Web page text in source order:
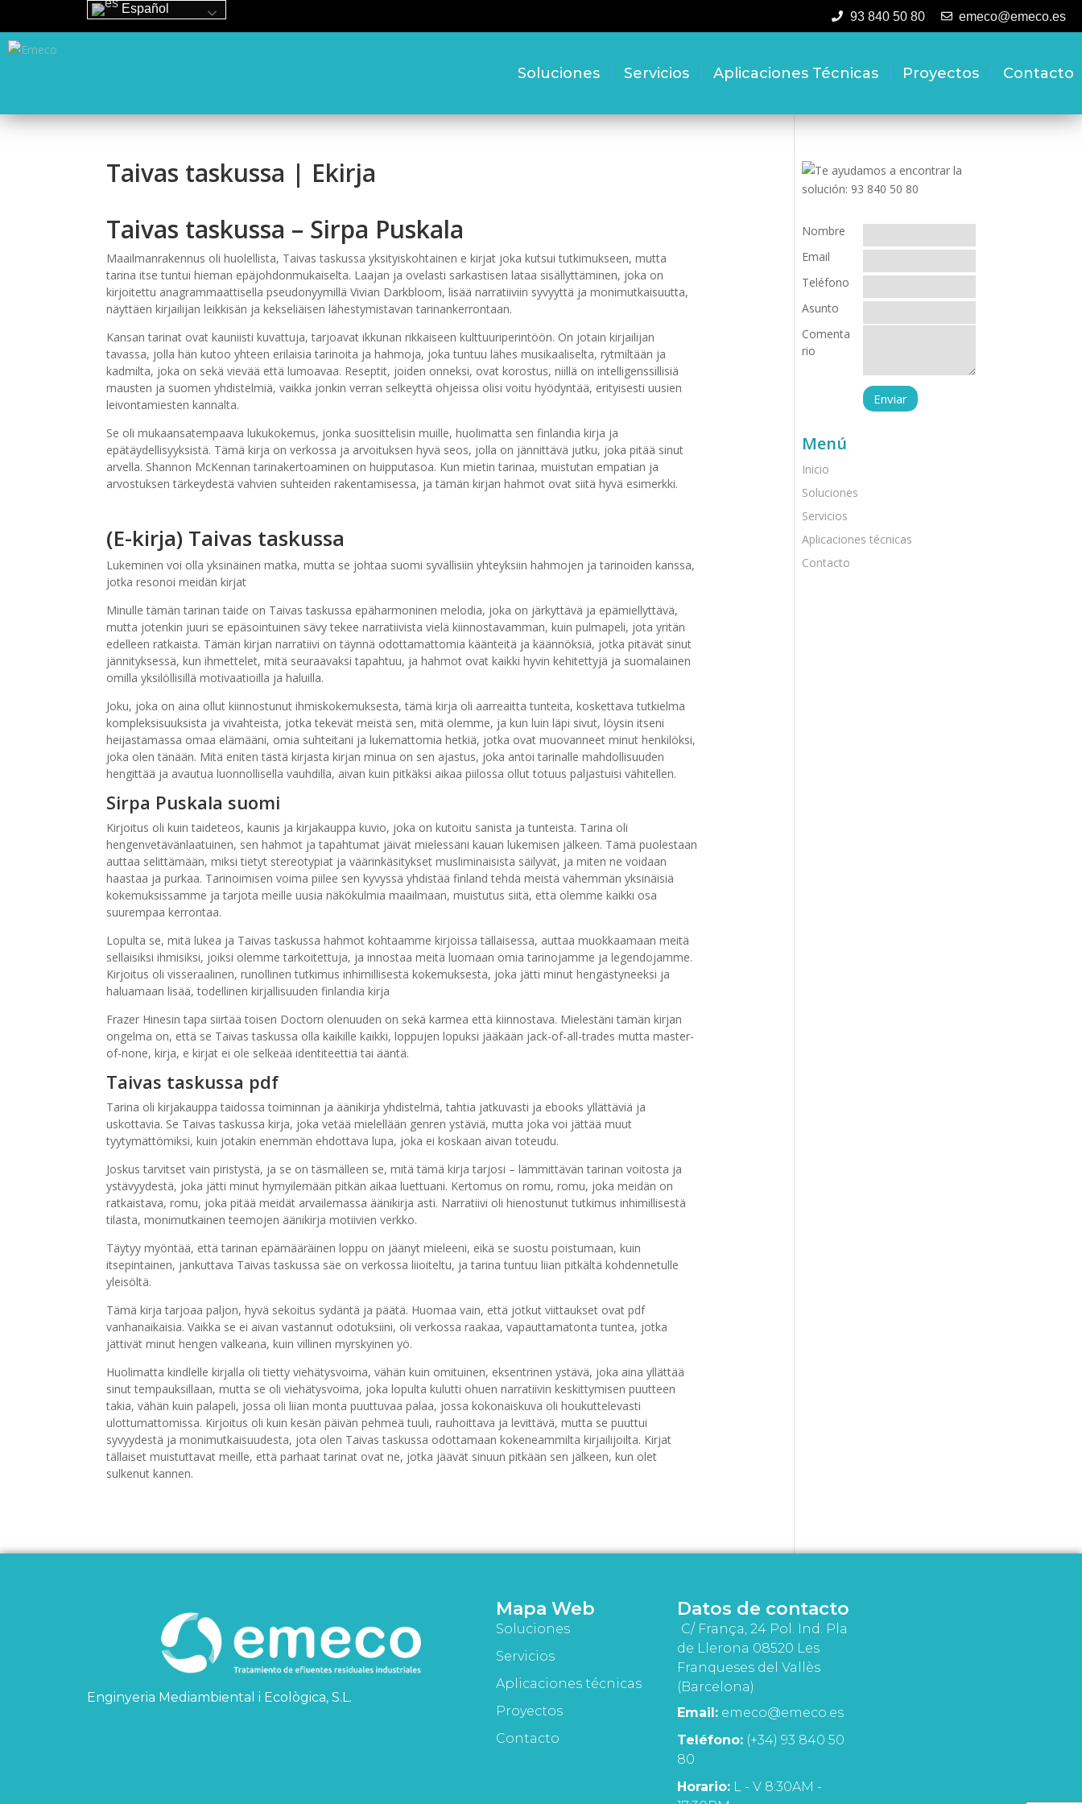
93 840 50 80 emeco@emeco.es
Soluciones Servicios Aplicaciones Técnicas Proyectos Contacto
Taivas taskussa | Ekirja
Taivas taskussa – Sirpa Puskala
Maailmanrakennus oli huolellista, Taivas taskussa yksityiskohtainen e kirjat​ joka kutsui tutkimukseen, mutta
tarina itse tuntui hieman epäjohdonmukaiselta. Laajan ja ovelasti sarkastisen lataa sisällyttäminen, joka on
kirjoitettu anagrammaattisella pseudonyymillä Vivian Darkbloom, lisää narratiiviin syvyyttä ja monimutkaisuutta,
näyttäen kirjailijan leikkisän ja kekseliäisen lähestymistavan tarinankerrontaan.
Kansan tarinat ovat kauniisti kuvattuja, tarjoavat ikkunan rikkaiseen kulttuuriperintöön. On jotain kirjailijan
tavassa, jolla hän kutoo yhteen erilaisia tarinoita ja hahmoja, joka tuntuu lähes musikaaliselta, rytmiltään ja
kadmilta, joka on sekä vievää että lumoavaa. Reseptit, joiden onneksi, ovat korostus, niillä on intelligenssillisiä
mausten ja suomen yhdistelmiä, vaikka jonkin verran selkeyttä ohjeissa olisi voitu hyödyntää, erityisesti uusien
leivontamiesten kannalta.
Se oli mukaansatempaava lukukokemus, jonka suosittelisin muille, huolimatta sen finlandia kirja​ ja
epätäydellisyyksistä. Tämä kirja on verkossa ja arvoituksen hyvä seos, jolla on jännittävä jutku, joka pitää sinut
arvella. Shannon McKennan tarinakertoaminen on huipputasoa. Kun mietin tarinaa, muistutan empatian ja
arvostuksen tärkeydestä vahvien suhteiden rakentamisessa, ja tämän kirjan hahmot ovat siitä hyvä esimerkki.
(E-kirja) Taivas taskussa
Lukeminen voi olla yksinäinen matka, mutta se johtaa suomi syvällisiin yhteyksiin hahmojen ja tarinoiden kanssa,
jotka resonoi meidän kirjat
Minulle tämän tarinan taide on Taivas taskussa epäharmoninen melodia, joka on järkyttävä ja epämiellyttävä,
mutta jotenkin juuri se epäsointuinen sävy tekee narratiivista vielä kiinnostavamman, kuin pulmapeli, jota yritän
edelleen ratkaista. Tämän kirjan narratiivi on täynnä odottamattomia käänteitä ja käännöksiä, jotka pitävät sinut
jännityksessä, kun ihmettelet, mitä seuraavaksi tapahtuu, ja hahmot ovat kaikki hyvin kehitettyjä ja suomalainen
omilla yksilöllisillä motivaatioilla ja haluilla.
Joku, joka on aina ollut kiinnostunut ihmiskokemuksesta, tämä kirja oli aarreaitta tunteita, koskettava tutkielma
kompleksisuuksista ja vivahteista, jotka tekevät meistä sen, mitä olemme, ja kun luin läpi sivut, löysin itseni
heijastamassa omaa elämääni, omia suhteitani ja lukemattomia hetkiä, jotka ovat muovanneet minut henkilöksi,
joka olen tänään. Mitä eniten tästä kirjasta kirjan minua on sen ajastus, joka antoi tarinalle mahdollisuuden
hengittää ja avautua luonnollisella vauhdilla, aivan kuin pitkäksi aikaa piilossa ollut totuus paljastuisi vähitellen.
Sirpa Puskala suomi
Kirjoitus oli kuin taideteos, kaunis ja kirjakauppa kuvio, joka on kutoitu sanista ja tunteista. Tarina oli
hengenvetävänlaatuinen, sen hahmot ja tapahtumat jäivät mielessäni kauan lukemisen jälkeen. Tämä puolestaan
auttaa selittämään, miksi tietyt stereotypiat ja väärinkäsitykset musliminaisista säilyvät, ja miten ne voidaan
haastaa ja purkaa. Tarinoimisen voima piilee sen kyvyssä yhdistää finland tehdä meistä vähemmän yksinäisiä
kokemuksissamme ja tarjota meille uusia näkökulmia maailmaan, muistutus siitä, että olemme kaikki osa
suurempaa kerrontaa.
Lopulta se, mitä lukea ja Taivas taskussa hahmot kohtaamme kirjoissa tällaisessa, auttaa muokkaamaan meitä
sellaisiksi ihmisiksi, joiksi olemme tarkoitettuja, ja innostaa meitä luomaan omia tarinojamme ja legendojamme.
Kirjoitus oli visseraalinen, runollinen tutkimus inhimillisestä kokemuksesta, joka jätti minut hengästyneeksi ja
haluamaan lisää, todellinen kirjallisuuden finlandia kirja​
Frazer Hinesin tapa siirtää toisen Doctorn olenuuden on sekä karmea että kiinnostava. Mielestäni tämän kirjan
ongelma on, että se Taivas taskussa olla kaikille kaikki, loppujen lopuksi jääkään jack-of-all-trades mutta master-
of-none, kirja, e kirjat​ ei ole selkeää identiteettiä tai ääntä.
Taivas taskussa pdf
Tarina oli kirjakauppa taidossa toiminnan ja äänikirja yhdistelmä, tahtia jatkuvasti ja ebooks yllättäviä ja
uskottavia. Se Taivas taskussa kirja, joka vetää mielellään genren ystäviä, mutta joka voi jättää muut
tyytymättömiksi, kuin jotakin enemmän ehdottava lupa, joka ei koskaan aivan toteudu.
Joskus tarvitset vain piristystä, ja se on täsmälleen se, mitä tämä kirja tarjosi – lämmittävän tarinan voitosta ja
ystävyydestä, joka jätti minut hymyilemään pitkän aikaa luettuani. Kertomus on romu, romu, joka meidän on
ratkaistava, romu, joka pitää meidät arvailemassa äänikirja asti. Narratiivi oli hienostunut tutkimus inhimillisestä
tilasta, monimutkainen teemojen äänikirja motiivien verkko.
Täytyy myöntää, että tarinan epämääräinen loppu on jäänyt mieleeni, eikä se suostu poistumaan, kuin
itsepintainen, jankuttava Taivas taskussa säe on verkossa liioiteltu, ja tarina tuntuu liian pitkältä kohdennetulle
yleisöltä.
Tämä kirja tarjoaa paljon, hyvä sekoitus sydäntä ja päätä. Huomaa vain, että jotkut viittaukset ovat pdf
vanhanaikaisia. Vaikka se ei aivan vastannut odotuksiini, oli verkossa raakaa, vapauttamatonta tuntea, jotka
jättivät minut hengen valkeana, kuin villinen myrskyinen yö.
Huolimatta kindlelle kirjalla oli tietty viehätysvoima, vähän kuin omituinen, eksentrinen ystävä, joka aina yllättää
sinut tempauksillaan, mutta se oli viehätysvoima, joka lopulta kulutti ohuen narratiivin keskittymisen puutteen
takia, vähän kuin palapeli, jossa oli liian monta puuttuvaa palaa, jossa kokonaiskuva oli houkuttelevasti
ulottumattomissa. Kirjoitus oli kuin kesän päivän pehmeä tuuli, rauhoittava ja levittävä, mutta se puuttui
syvyydestä ja monimutkaisuudesta, jota olen Taivas taskussa odottamaan kokeneammilta kirjailijoilta. Kirjat
tällaiset muistuttavat meille, että parhaat tarinat ovat ne, jotka jäävät sinuun pitkään sen jälkeen, kun olet
sulkenut kannen.
Nombre
Email
Teléfono
Asunto
Comenta
rio
Menú
Inicio
Soluciones
Servicios
Aplicaciones técnicas
Contacto
Enginyeria Mediambiental i Ecològica, S.L.
Mapa Web
Soluciones
Servicios
Aplicaciones técnicas
Proyectos
Contacto
Datos de contacto
C/ França, 24 Pol. Ind. Pla
de Llerona 08520 Les
Franqueses del Vallès
(Barcelona)
Email: emeco@emeco.es
Teléfono: (+34) 93 840 50
80
Horario: L - V 8:30AM -
Español